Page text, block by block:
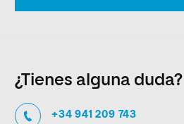
¿Tienes alguna duda?
+34 941 209 743